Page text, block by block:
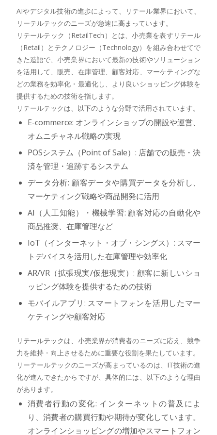
AIやデジタル技術の進歩によって、リテール業界において、
リーテルテックのニーズが急速に高まっています。
リテールテック（RetailTech）とは、小売業を表すリテール
（Retail）とテクノロジー（Technology）を組み合わせてで
きた造語で、小売業界において最新の技術やソリューション
を活用して、販売、在庫管理、顧客対応、マーケティングな
どの業務を効率化・最適化し、より良いショッピング体験を
提供するための技術を指します。
リテールテックは、以下のような分野で活用されています。
E-commerce: オンラインショップの開設や運営、
オムニチャネル戦略の実現
POSシステム（Point of Sale）: 店舗での販売・決
済を管理・追跡するシステム
データ分析: 顧客データや購買データを分析し、
マーケティング戦略や商品開発に活用
AI（人工知能）・機械学習: 顧客対応の自動化や
商品推奨、在庫管理など
IoT（インターネット・オブ・シングス）: スマー
トデバイスを活用した在庫管理や効率化
AR/VR（拡張現実/仮想現実）: 顧客に新しいショ
ッピング体験を提供するための技術
モバイルアプリ: スマートフォンを活用したマー
ケティングや顧客対応
リテールテックは、小売業界が消費者のニーズに応え、競争
力を維持・向上させるために重要な役割を果たしています。
リーテールテックのニーズが高まっているのは、IT技術の進
化が進んできたからですが、具体的には、以下のような理由
があります。
消費者行動の変化: インターネットの普及によ
り、消費者の購買行動や期待が変化しています。
オンラインショッピングの増加やスマートフォン